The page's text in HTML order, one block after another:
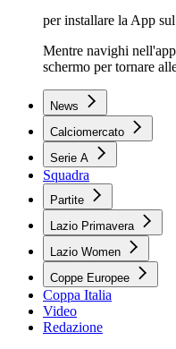
per installare la App
Mentre navighi
schermo per tornare
News
Calciomercato
Serie A
Squadra
Partite
Lazio Primavera
Lazio Women
Coppe Europee
Coppa Italia
Video
Redazione